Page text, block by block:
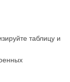
таблицу и